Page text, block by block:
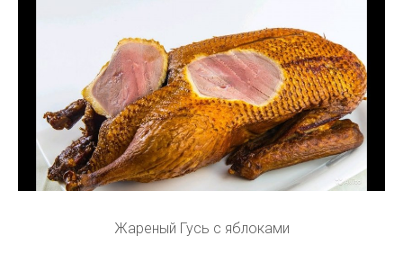
Жареный Гусь с яблоками